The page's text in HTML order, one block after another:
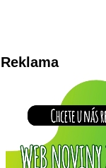
Reklama